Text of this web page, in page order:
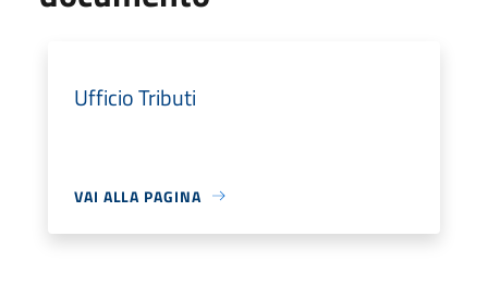
Ufficio Tributi
VAI ALLA PAGINA